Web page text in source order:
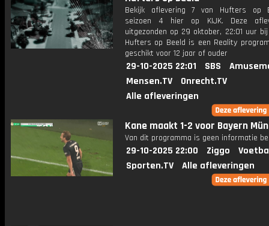
Bekijk aflevering 7 van Hufters op
seizoen 4 hier op KIJK. Deze
uitgezonden op 29 oktober, 22:01 uur bij
Hufters op Beeld is een Reality
geschikt voor 12 jaar of ouder
29-10-2025 22:01 SBS
Mensen.TV
Onrecht.TV
Alle afleveringen
Kane maakt 1-2 voor Bayern
Van dit programma is geen informatie
29-10-2025 22:00 Ziggo
Sporten.TV
Alle afleveringen